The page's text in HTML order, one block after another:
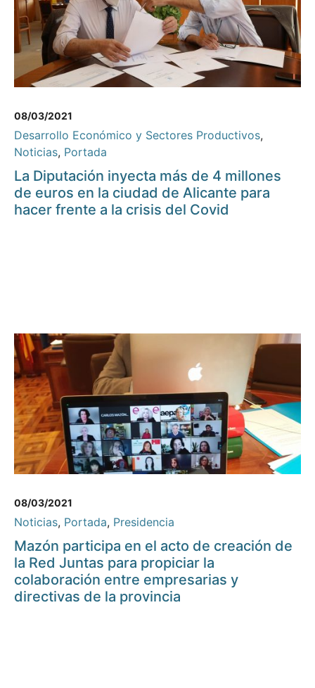
08/03/2021
Desarrollo Económico y Sectores Productivos,
Noticias, Portada
La Diputación inyecta más de 4 millones
de euros en la ciudad de Alicante para
hacer frente a la crisis del Covid
08/03/2021
Noticias, Portada, Presidencia
Mazón participa en el acto de creación de
la Red Juntas para propiciar la
colaboración entre empresarias y
directivas de la provincia